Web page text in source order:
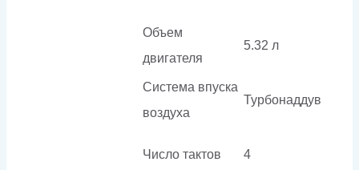
Объем
двигателя
5.32 л
Система впуска
воздуха
Турбонаддув
Число тактов 4